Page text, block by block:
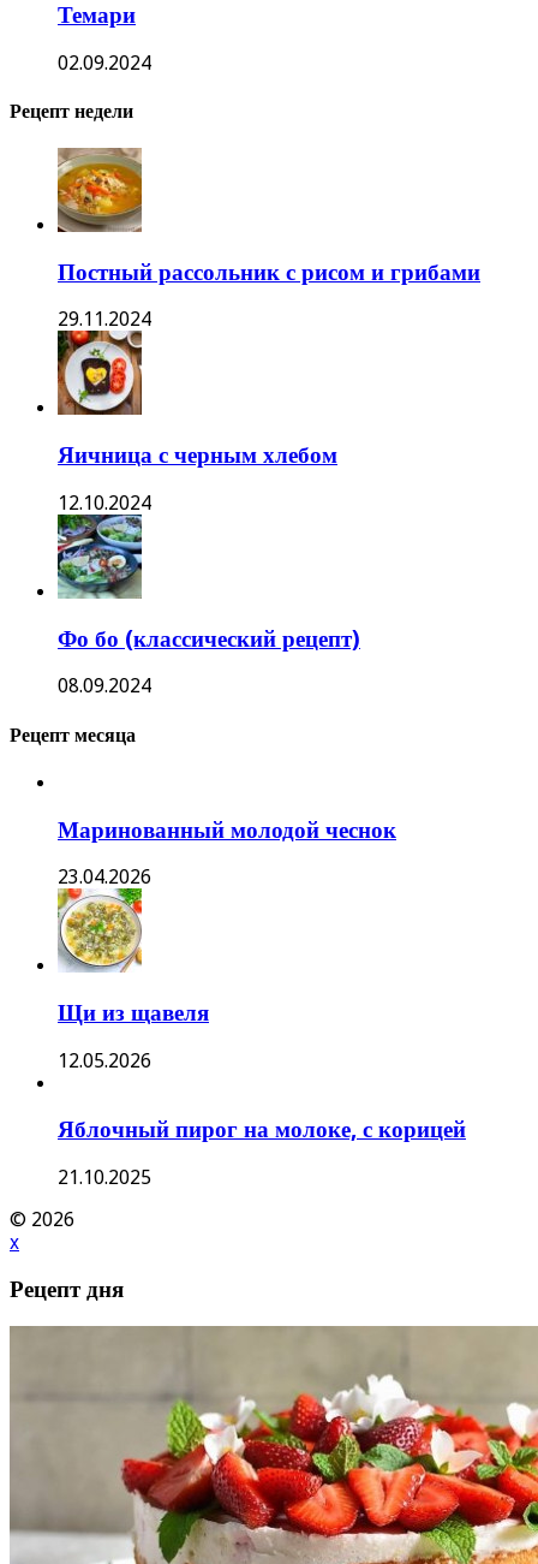
Темари
02.09.2024
Рецепт недели
Постный рассольник с рисом и грибами
29.11.2024
Яичница с черным хлебом
12.10.2024
Фо бо (классический рецепт)
08.09.2024
Рецепт месяца
Маринованный молодой чеснок
23.04.2026
Щи из щавеля
12.05.2026
Яблочный пирог на молоке, с корицей
21.10.2025
© 2026
x
Рецепт дня